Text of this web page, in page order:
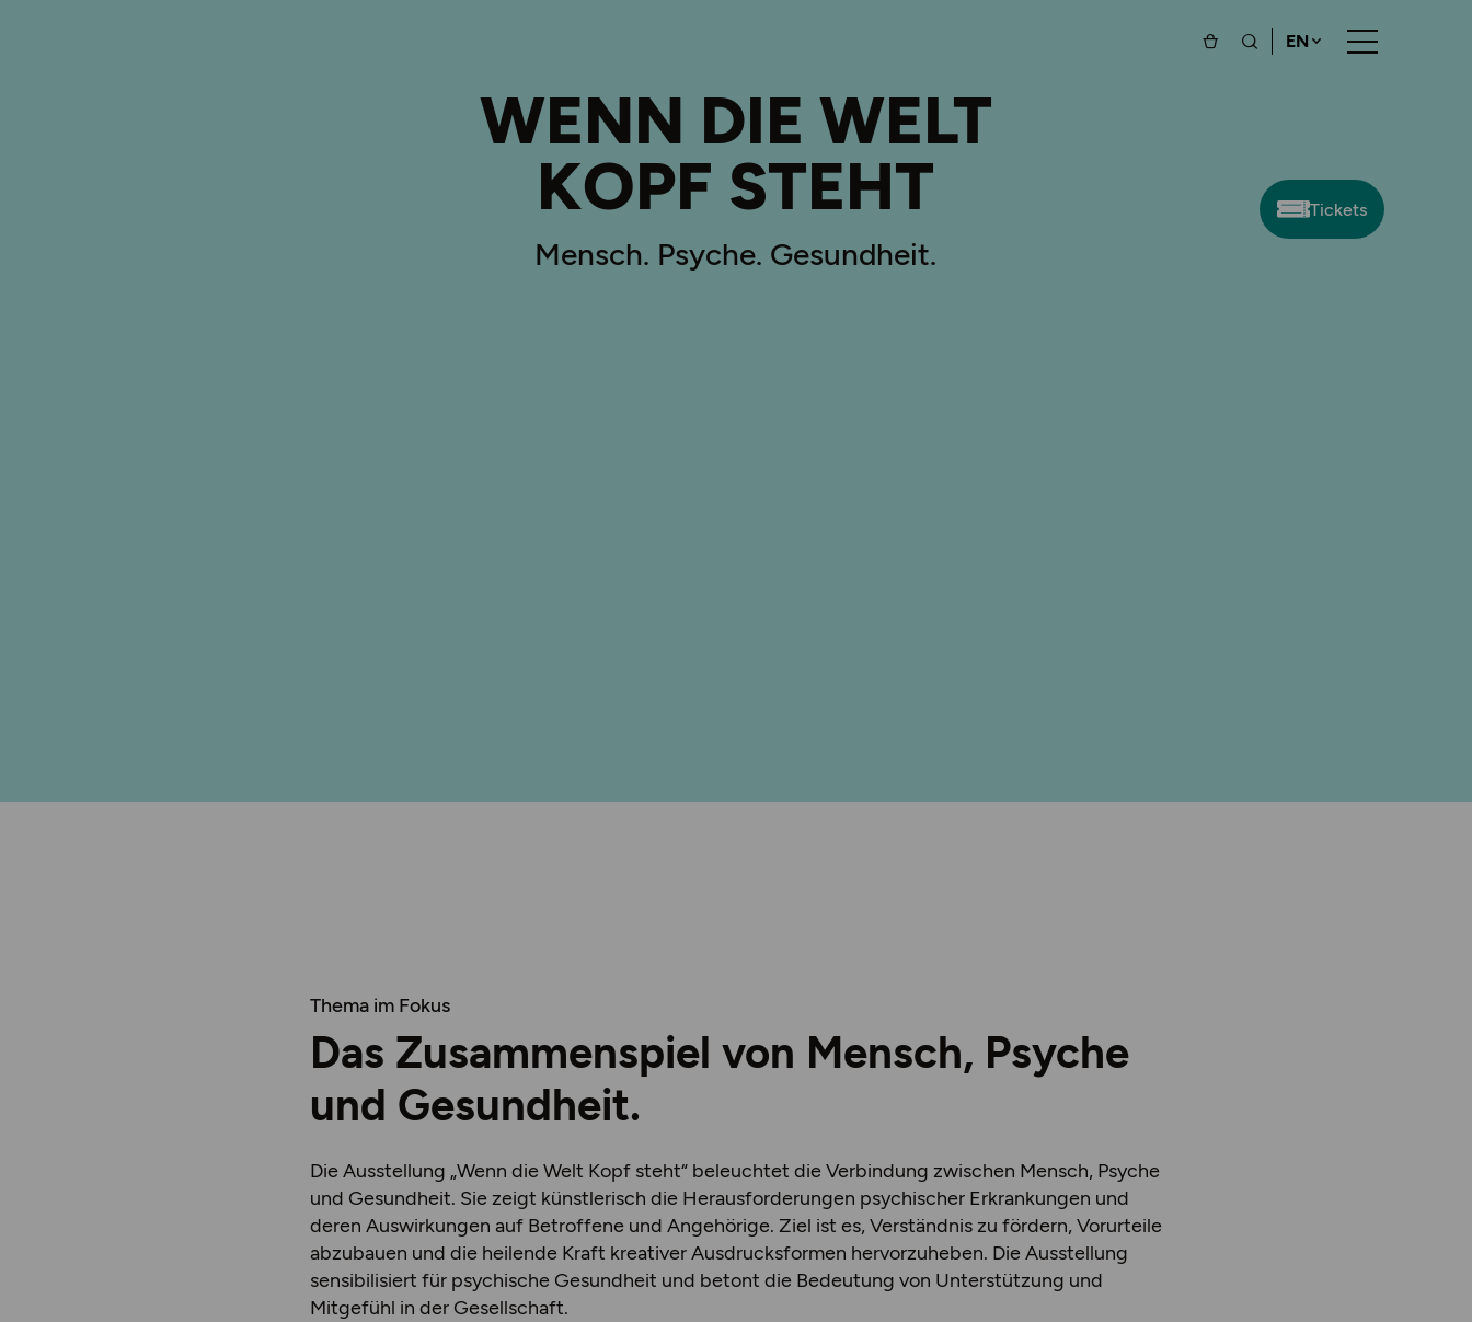
Tickets
EN
WENN DIE WELT
KOPF STEHT
Mensch. Psyche. Gesundheit.
Thema im Fokus
Das Zusammenspiel von Mensch, Psyche
und Gesundheit.
Die Ausstellung „Wenn die Welt Kopf steht“ beleuchtet die Verbindung zwischen Mensch, Psyche
und Gesundheit. Sie zeigt künstlerisch die Herausforderungen psychischer Erkrankungen und
deren Auswirkungen auf Betroffene und Angehörige. Ziel ist es, Verständnis zu fördern, Vorurteile
abzubauen und die heilende Kraft kreativer Ausdrucksformen hervorzuheben. Die Ausstellung
sensibilisiert für psychische Gesundheit und betont die Bedeutung von Unterstützung und
Mitgefühl in der Gesellschaft.